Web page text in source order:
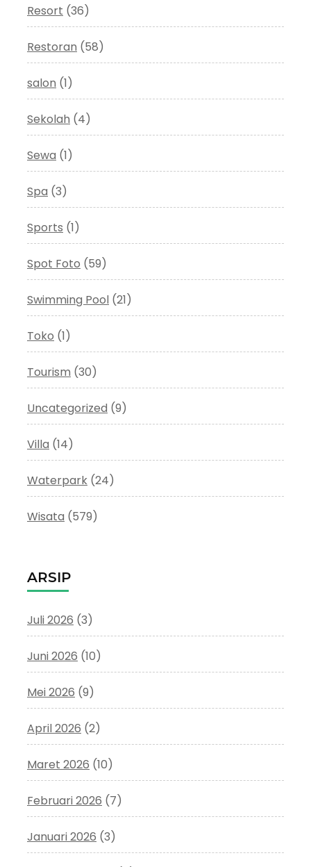
Resort (36)
Restoran (58)
salon (1)
Sekolah (4)
Sewa (1)
Spa (3)
Sports (1)
Spot Foto (59)
Swimming Pool (21)
Toko (1)
Tourism (30)
Uncategorized (9)
Villa (14)
Waterpark (24)
Wisata (579)
ARSIP
Juli 2026 (3)
Juni 2026 (10)
Mei 2026 (9)
April 2026 (2)
Maret 2026 (10)
Februari 2026 (7)
Januari 2026 (3)